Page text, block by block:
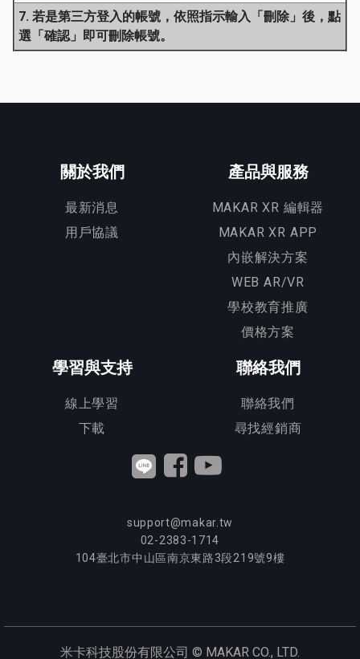
7. 若是第三方登入的帳號，依照指示輸入「刪除」後，點
選「確認」即可刪除帳號。
關於我們
最新消息
用戶協議
產品與服務
MAKAR XR 編輯器
MAKAR XR APP
內嵌解決方案
WEB AR/VR
學校教育推廣
價格方案
學習與支持
線上學習
下載
聯絡我們
聯絡我們
尋找經銷商
support@makar.tw
02-2383-1714
104臺北市中山區南京東路3段219號9樓
米卡科技股份有限公司 © MAKAR CO., LTD.